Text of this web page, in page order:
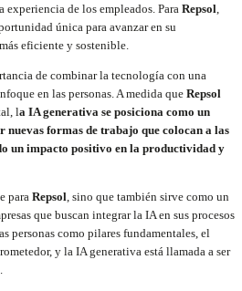
de los empleados. Para Repsol
única para avanzar en su
eficiente y sostenible.
de combinar la tecnología con una
en las personas. A medida que Repsol
la IA generativa se posiciona como un
formas de trabajo que colocan a las
un impacto positivo en la productividad y
para Repsol , sino que también sirve como un
que buscan integrar la IA en sus procesos
personas como pilares fundamentales, el
y la IA generativa está llamada a ser